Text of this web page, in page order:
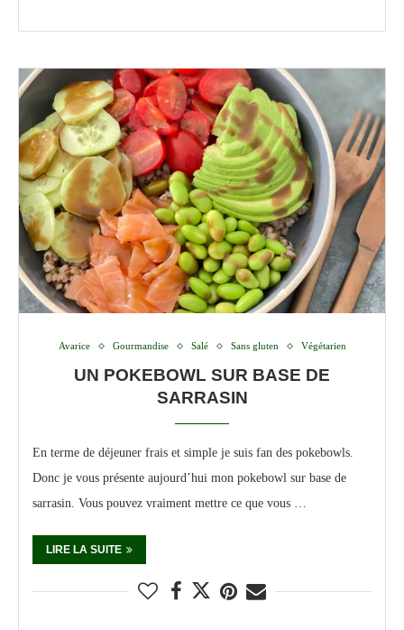
Avarice Gourmandise Salé Sans gluten Végétarien
UN POKEBOWL SUR BASE DE
SARRASIN
En terme de déjeuner frais et simple je suis fan des pokebowls.
Donc je vous présente aujourd’hui mon pokebowl sur base de
sarrasin. Vous pouvez vraiment mettre ce que vous …
LIRE LA SUITE